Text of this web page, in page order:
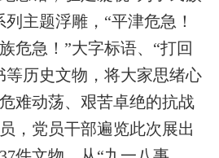
主题浮雕，“平津危急！
危急！”大字标语、“打回
等历史文物，将大家思绪心
难动荡、艰苦卓绝的抗战
，党员干部遍览此次展出